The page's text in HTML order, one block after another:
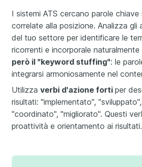
I sistemi ATS cercano parole chiave
correlate alla posizione. Analizza gli
del tuo settore per identificare le
ricorrenti e incorporale naturalmente
però il "keyword stuffing": le
integrarsi armoniosamente nel
Utilizza verbi d'azione forti per
risultati: "implementato",
"coordinato", "migliorato". Questi
proattività e orientamento ai risultati.